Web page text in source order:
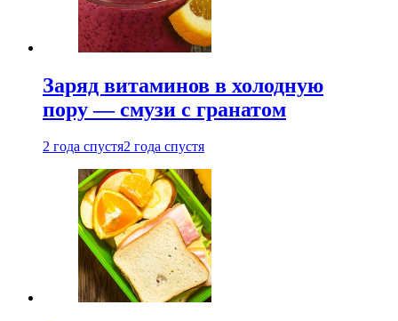
Заряд витаминов в холодную
пору — смузи с гранатом
2 года спустя2 года спустя